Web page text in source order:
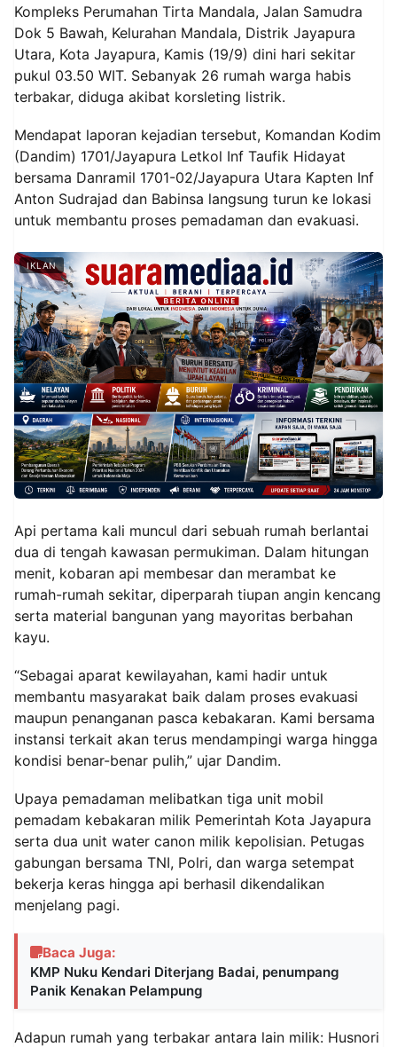
Kompleks Perumahan Tirta Mandala, Jalan Samudra
Dok 5 Bawah, Kelurahan Mandala, Distrik Jayapura
Utara, Kota Jayapura, Kamis (19/9) dini hari sekitar
pukul 03.50 WIT. Sebanyak 26 rumah warga habis
terbakar, diduga akibat korsleting listrik.
Mendapat laporan kejadian tersebut, Komandan Kodim
(Dandim) 1701/Jayapura Letkol Inf Taufik Hidayat
bersama Danramil 1701-02/Jayapura Utara Kapten Inf
Anton Sudrajad dan Babinsa langsung turun ke lokasi
untuk membantu proses pemadaman dan evakuasi.
IKLAN
Api pertama kali muncul dari sebuah rumah berlantai
dua di tengah kawasan permukiman. Dalam hitungan
menit, kobaran api membesar dan merambat ke
rumah-rumah sekitar, diperparah tiupan angin kencang
serta material bangunan yang mayoritas berbahan
kayu.
“Sebagai aparat kewilayahan, kami hadir untuk
membantu masyarakat baik dalam proses evakuasi
maupun penanganan pasca kebakaran. Kami bersama
instansi terkait akan terus mendampingi warga hingga
kondisi benar-benar pulih,” ujar Dandim.
Upaya pemadaman melibatkan tiga unit mobil
pemadam kebakaran milik Pemerintah Kota Jayapura
serta dua unit water canon milik kepolisian. Petugas
gabungan bersama TNI, Polri, dan warga setempat
bekerja keras hingga api berhasil dikendalikan
menjelang pagi.
Baca Juga:
KMP Nuku Kendari Diterjang Badai, penumpang
Panik Kenakan Pelampung
Adapun rumah yang terbakar antara lain milik: Husnori